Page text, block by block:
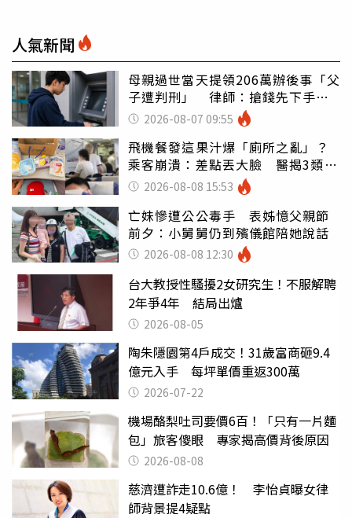
人氣新聞
母親過世當天提領206萬辦後事「父
子遭判刑」 律師：搶錢先下手是
罪 2026-08-07 09:55
飛機餐發這果汁爆「廁所之亂」？
乘客崩潰：差點丟大臉 醫揭3類人
別亂喝
2026-08-08 15:53
亡妹慘遭公公毒手 表姊憶父親節
前夕：小舅舅仍到殯儀館陪她說話
2026-08-08 12:30
台大教授性騷擾2女研究生！不服解聘
2年爭4年 結局出爐
2026-08-05
陶朱隱園第4戶成交！31歲富商砸9.4
億元入手 每坪單價重返300萬
2026-07-22
機場酪梨吐司要價6百！「只有一片麵
包」旅客傻眼 專家揭高價背後原因
2026-08-08
慈濟遭詐走10.6億！ 李怡貞曝女律
師背景提4疑點